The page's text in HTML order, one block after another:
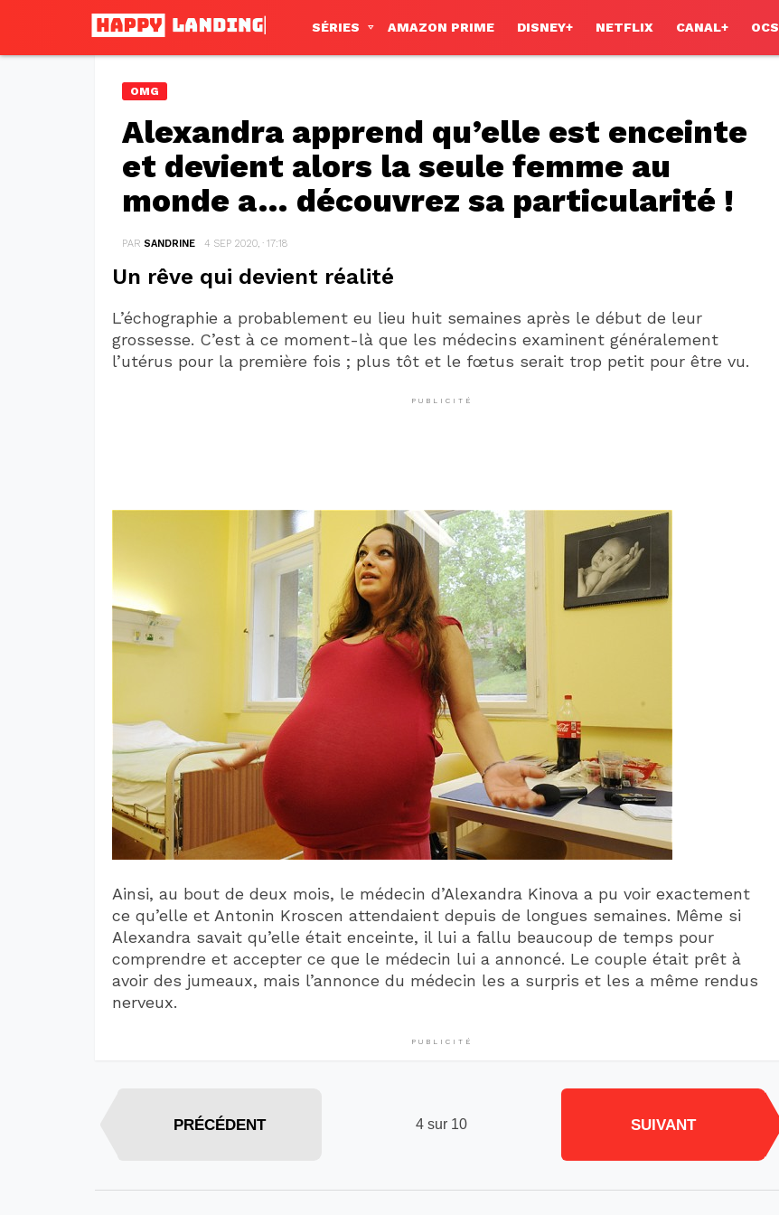
SÉRIES AMAZON PRIME DISNEY+ NETFLIX CANAL+ OCS
OMG
Alexandra apprend qu’elle est enceinte
et devient alors la seule femme au
monde a… découvrez sa particularité !
PAR SANDRINE 4 SEP 2020, · 17:18
Un rêve qui devient réalité
L’échographie a probablement eu lieu huit semaines après le début de leur
grossesse. C’est à ce moment-là que les médecins examinent généralement
l’utérus pour la première fois ; plus tôt et le fœtus serait trop petit pour être vu.
PUBLICITÉ
Ainsi, au bout de deux mois, le médecin d’Alexandra Kinova a pu voir exactement
ce qu’elle et Antonin Kroscen attendaient depuis de longues semaines. Même si
Alexandra savait qu’elle était enceinte, il lui a fallu beaucoup de temps pour
comprendre et accepter ce que le médecin lui a annoncé. Le couple était prêt à
avoir des jumeaux, mais l’annonce du médecin les a surpris et les a même rendus
nerveux.
PUBLICITÉ
4 sur 10
PRÉCÉDENT SUIVANT